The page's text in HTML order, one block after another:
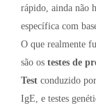
rápido, ainda não
específica com
O que realmente
são os testes de
Test conduzido
IgE, e testes